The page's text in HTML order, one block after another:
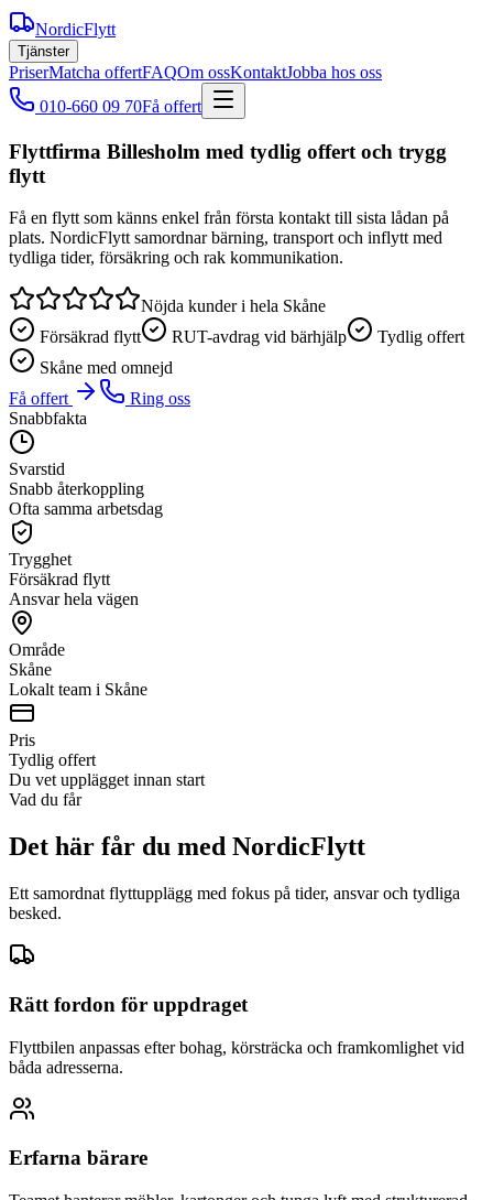
NordicFlytt
Tjänster
PriserMatcha offertFAQOm ossKontaktJobba hos oss
010-660 09 70Få offert
Flyttfirma Billesholm med tydlig offert och trygg
flytt
Få en flytt som känns enkel från första kontakt till sista lådan på
plats. NordicFlytt samordnar bärning, transport och inflytt med
tydliga tider, försäkring och rak kommunikation.
Nöjda kunder i hela Skåne
Försäkrad flytt
RUT-avdrag vid bärhjälp
Tydlig offert
Skåne med omnejd
Få offert
Ring oss
Snabbfakta
Svarstid
Snabb återkoppling
Ofta samma arbetsdag
Trygghet
Försäkrad flytt
Ansvar hela vägen
Område
Skåne
Lokalt team i Skåne
Pris
Tydlig offert
Du vet upplägget innan start
Vad du får
Det här får du med NordicFlytt
Ett samordnat flyttupplägg med fokus på tider, ansvar och tydliga
besked.
Rätt fordon för uppdraget
Flyttbilen anpassas efter bohag, körsträcka och framkomlighet vid
båda adresserna.
Erfarna bärare